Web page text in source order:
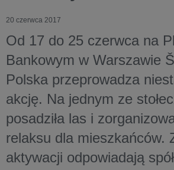
20 czerwca 2017
Od 17 do 25 czerwca na
Bankowym w Warszawie
Polska przeprowadza
akcję. Na jednym ze
posadziła las i
relaksu dla mieszkańców.
aktywacji odpowiadają